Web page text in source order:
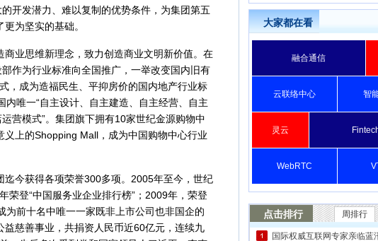
开发潜力、难以复制的优势条件，为集团第五
为坚实的基础。
业思维新理念，致力创造商业文明新价值。在
作为行业标准向全国推广，一举改变国内旧有
，成为造福民生、平抑房价的国内地产行业标
唯一“自主设计、自主建造、自主经营、自主
营模式”。集团旗下拥有10家世纪金源购物中
上的Shopping Mall，成为中国购物中心行业
今获得各项荣誉300多项。2005年至今，世纪
荣登“中国服务业企业排行榜”；2009年，荣登
前十名中唯一一家既非上市公司也非国企的
慈善事业，共捐资人民币近60亿元，连续九
大家都在看
融合通信
云联络中心 智
灵云
WebRTC
点击排行 周排行
国际权威互联网专家亲临蓝